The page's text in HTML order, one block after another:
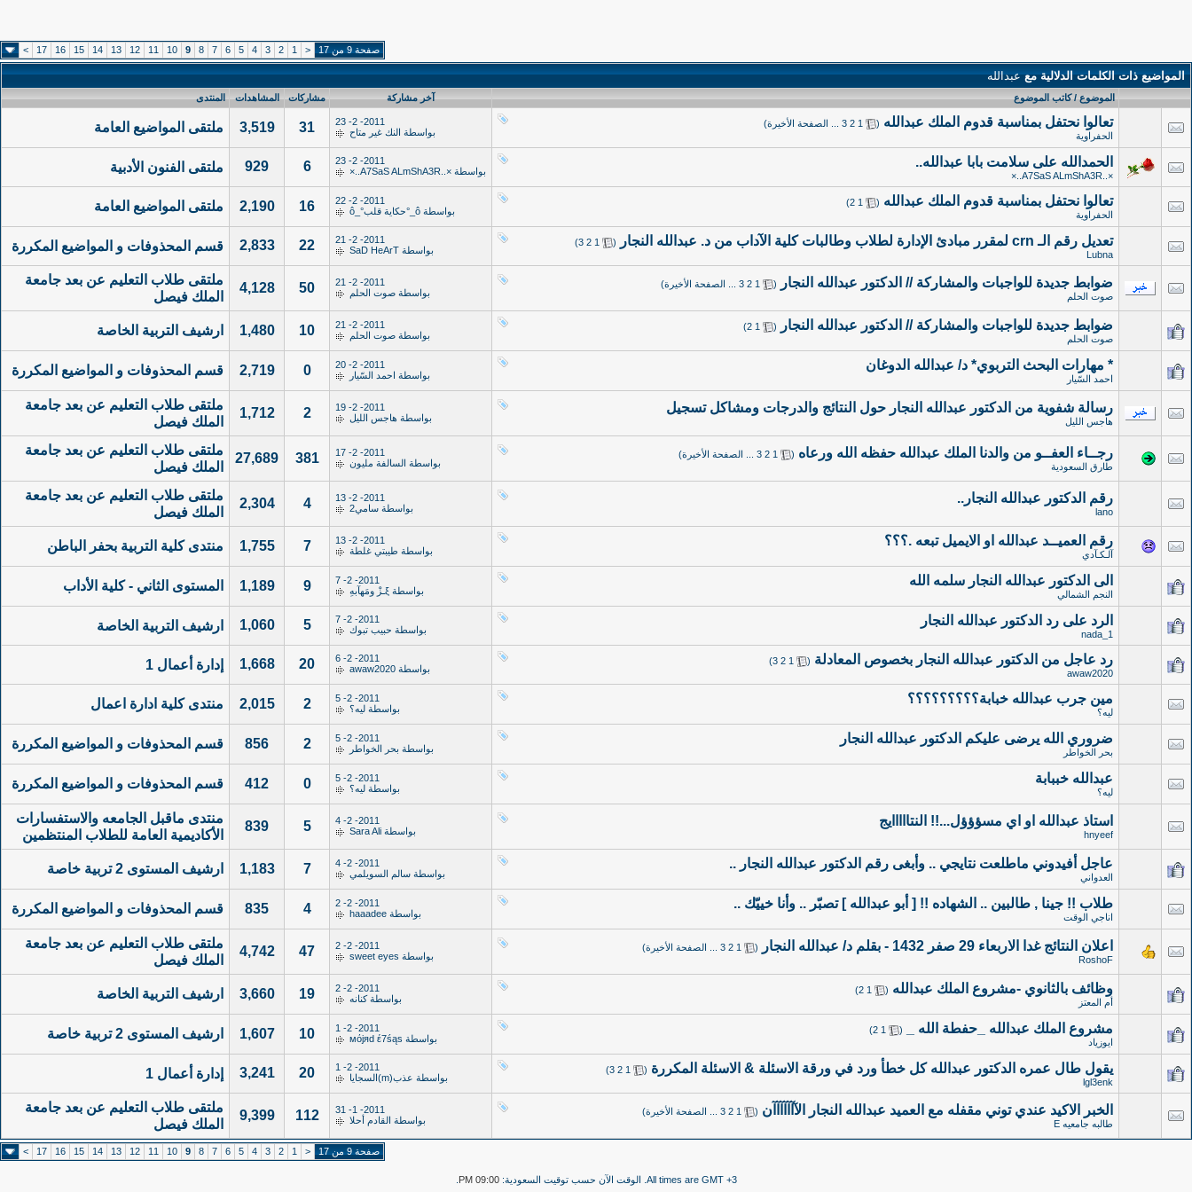
صفحة 9 من 17 <
1
2
3
4
5
6
7
8
9
10
11
12
13
14
15
16
17
>
المواضيع ذات الكلمات الدلالية مععبدالله
الموضوع / كاتب الموضوع آخر مشاركة مشاركات المشاهدات المنتدى
تعالوا نحتفل بمناسبة قدوم الملك عبدالله (
1
2
3 الصفحة الأخيرة)
الحفراوية
2011- 2- 23
بواسطة النك غير متاح 31
3,519 ملتقى المواضيع العامة
الحمدالله على سلامت بابا عبدالله..
×..A7SaS ALmShA3R..×
2011- 2- 23
بواسطة ×..A7SaS ALmShA3R..×
6
929 ملتقى الفنون الأدبية
تعالوا نحتفل بمناسبة قدوم الملك عبدالله (
1
2
)
الحفراوية
2011- 2- 22
بواسطة ô_°حكاية قلب°_ô 16
2,190 ملتقى المواضيع العامة
تعديل رقم الـ crn لمقرر مبادئ الإدارة لطلاب وطالبات كلية الآداب من د. عبدالله النجار (
1
2
3
)
Lubna
2011- 2- 21
بواسطة SaD HeArT
22
2,833 قسم المحذوفات و المواضيع المكررة
ضوابط جديدة للواجبات والمشاركة // الدكتور عبدالله النجار (
1
2
3 الصفحة الأخيرة)
صوت الحلم
2011- 2- 21
بواسطة صوت الحلم 50
4,128
ملتقى طلاب التعليم عن بعد جامعة
الملك فيصل
ضوابط جديدة للواجبات والمشاركة // الدكتور عبدالله النجار
(
1
2
)
صوت الحلم
2011- 2- 21
بواسطة صوت الحلم 10
1,480 ارشيف التربية الخاصة
* مهارات البحث التربوي* د/ عبدالله الدوغان
احمد السّيار
2011- 2- 20
بواسطة احمد السّيار 0
2,719 قسم المحذوفات و المواضيع المكررة
رسالة شفوية من الدكتور عبدالله النجار حول النتائج والدرجات ومشاكل تسجيل
هاجس الليل
2011- 2- 19
بواسطة هاجس الليل 2
1,712
ملتقى طلاب التعليم عن بعد جامعة
الملك فيصل
رجــاء العفــو من والدنا الملك عبدالله حفظه الله ورعاه (
1
2
3 الصفحة الأخيرة)
طارق السعودية
2011- 2- 17
بواسطة السالفة مليون 381
27,689
ملتقى طلاب التعليم عن بعد جامعة
الملك فيصل
رقم الدكتور عبدالله النجار..
lano
2011- 2- 13
بواسطة سامي2 4
2,304
ملتقى طلاب التعليم عن بعد جامعة
الملك فيصل
رقم العميــد عبدالله او الايميل تبعه .؟؟؟
آلـكـآدي
2011- 2- 13
بواسطة طيبتي غلطة 7
1,755 منتدى كلية التربية بحفر الباطن
الى الدكتور عبدالله النجار سلمه الله
النجم الشمالي
2011- 2- 7
بواسطة ξـزْ ومَهآبهِ 9
1,189 المستوى الثاني - كلية الأداب
الرد على رد الدكتور عبدالله النجار
nada_1
2011- 2- 7
بواسطة حبيب تبوك 5
1,060 ارشيف التربية الخاصة
رد عاجل من الدكتور عبدالله النجار بخصوص المعادلة (
1
2
3
)
awaw2020
2011- 2- 6
بواسطة awaw2020
20
1,668 إدارة أعمال 1
مين جرب عبدالله خبابة؟؟؟؟؟؟؟؟؟
ليه؟
2011- 2- 5
بواسطة ليه؟ 2
2,015 منتدى كلية ادارة اعمال
ضروري الله يرضى عليكم الدكتور عبدالله النجار
بحر الخواطر
2011- 2- 5
بواسطة بحر الخواطر 2
856 قسم المحذوفات و المواضيع المكررة
عبدالله خببابة
ليه؟
2011- 2- 5
بواسطة ليه؟ 0
412 قسم المحذوفات و المواضيع المكررة
استاذ عبدالله او اي مسؤؤؤل...!! النتااااايج
hnyeef
2011- 2- 4
بواسطة Sara Ali
5
839
منتدى ماقبل الجامعه والاستفسارات
الأكاديمية العامة للطلاب المنتظمين
عاجل أفيدوني ماطلعت نتايجي .. وأبغى رقم الدكتور عبدالله النجار ..
العدواني
2011- 2- 4
بواسطة سالم السويلمي 7
1,183 ارشيف المستوى 2 تربية خاصة
طلاب !! جينا , طالبين .. الشهاده !! [ أبو عبدالله ] تصبّر .. وأنا خييّك ..
اناجي الوقت
2011- 2- 2
بواسطة haaadee
4
835 قسم المحذوفات و المواضيع المكررة
اعلان النتائج غدا الاربعاء 29 صفر 1432 - بقلم د/ عبدالله النجار (
1
2
3 الصفحة الأخيرة)
RoshoF
2011- 2- 2
بواسطة sweet eyes
47
4,742
ملتقى طلاب التعليم عن بعد جامعة
الملك فيصل
وظائف بالثانوي -مشروع الملك عبدالله (
1
2
)
أم المعتز
2011- 2- 2
بواسطةكنانه 19
3,660 ارشيف التربية الخاصة
مشروع الملك عبدالله _حفطة الله _ (
1
2
)
ايوزياد
2011- 2- 1
بواسطة
10
1,607 ارشيف المستوى 2 تربية خاصة
يقول طال عمره الدكتور عبدالله كل خطأ ورد في ورقة الاسئلة & الاسئلة المكررة (
1
2
3
)
lgl3enk
2011- 2- 1
بواسطة عذب(m)السجايا 20
3,241 إدارة أعمال 1
الخبر الاكيد عندي توني مقفله مع العميد عبدالله النجار الآآآآآآآن (
1
2
3 الصفحة الأخيرة)
طالبه جامعيه E
2011- 1- 31
بواسطة القادم أحلا 112
9,399
ملتقى طلاب التعليم عن بعد جامعة
الملك فيصل
صفحة 9 من 17 <
1
2
3
4
5
6
7
8
9
10
11
12
13
14
15
16
17
>
All times are GMT +3. الوقت الآن حسب توقيت السعودية: 09:00 PM